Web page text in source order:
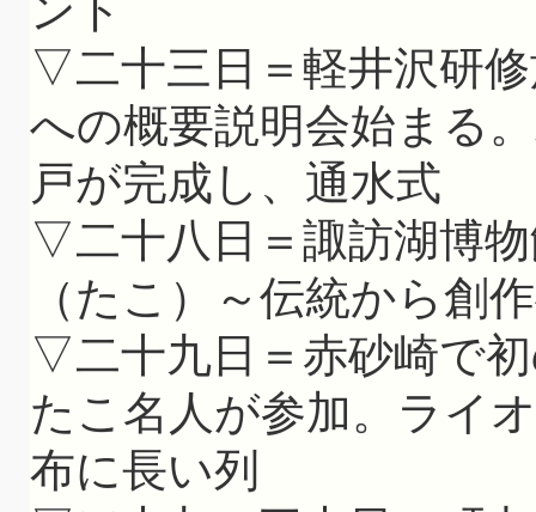
ント
▽二十三日＝軽井沢研
への概要説明会始まる
戸が完成し、通水式
▽二十八日＝諏訪湖博
（たこ）～伝統から創
▽二十九日＝赤砂崎で
たこ名人が参加。ライ
布に長い列